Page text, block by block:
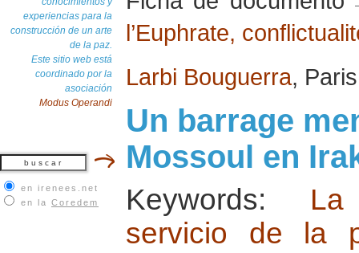
experiencias para la
construcción de un arte
de la paz.
Este sitio web está
coordinado por la
asociación
Modus Operandi
en irenees.net
en la Coredem
l’Euphrate,
Larbi Bouguerra,
Un barrage
Mossoul en
Keywords:
servicio de la